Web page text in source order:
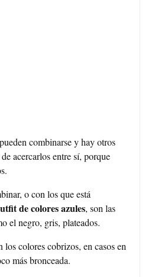
combinarse y hay otros
acercarlos entre sí, porque
o con los que está
de colores azules, son las
el negro, gris, plateados.
colores cobrizos, en casos en
más bronceada.